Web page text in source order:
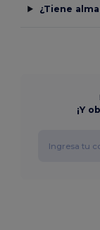
¿Tiene
¡Y